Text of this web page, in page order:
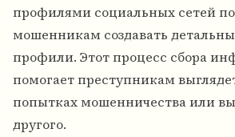
профилями социальных сетей
мошенникам создавать
профили. Этот процесс сбора
помогает преступникам
попытках мошенничества или
другого.